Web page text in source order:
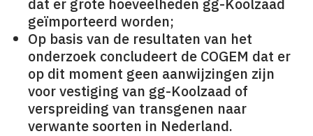
dat er grote hoeveelheden gg-Koolzaad
geïmporteerd worden;
Op basis van de resultaten van het
onderzoek concludeert de COGEM dat er
op dit moment geen aanwijzingen zijn
voor vestiging van gg-Koolzaad of
verspreiding van transgenen naar
verwante soorten in Nederland.